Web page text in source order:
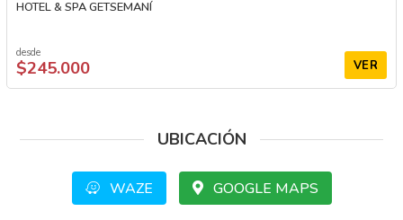
HOTEL & SPA GETSEMANÍ
desde
$245.000 VER
UBICACIÓN
WAZE GOOGLE MAPS